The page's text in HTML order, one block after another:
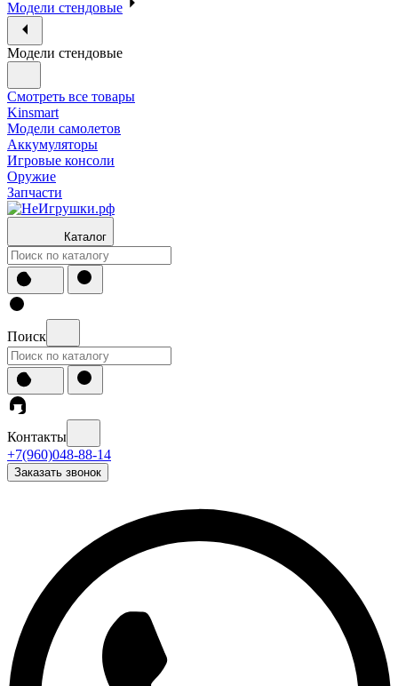
Модели стендовые
Модели стендовые
Смотреть все товары
Kinsmart
Модели самолетов
Аккумуляторы
Игровые консоли
Оружие
Запчасти
Каталог
Поиск
Контакты
+7(960)048-88-14
Заказать звонок